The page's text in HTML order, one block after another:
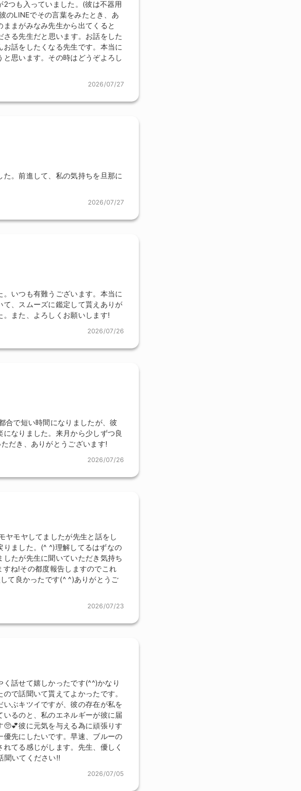
つも入っていました。(彼は不器用
のLINEでその言葉をみたとき、あ
まがみなみ先生から出てくると
る先生だと思います。お話をした
話をしたくなる先生です。本当に
思います。その時はどうぞよろし
2026/07/27
。前進して、私の気持ちを旦那に
2026/07/27
いつも有難うございます。本当に
、スムーズに鑑定して貰えありが
また、よろしくお願いします!
2026/07/26
合で短い時間になりましたが、彼
なりました。来月から少しずつ良
だき、ありがとうございます!
2026/07/26
ヤモヤしてましたが先生と話をし
ました。(^ ^)理解してるはずなの
たが先生に聞いていただき気持ち
ね!その都度報告しますのでこれ
て良かったです(^ ^)ありがとうご
2026/07/23
話せて嬉しかったです(^^)かなり
で話聞いて貰えてよかったです。
ぶキツイですが、彼の存在が私を
るのと、私のエネルギーが彼に届
彼に元気を与える為に頑張りす
先にしたいです。早速、ブルーの
てる感じがします。先生、優しく
聞いてください‼︎
2026/07/05